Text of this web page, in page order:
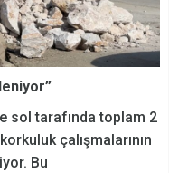
sol tarafında toplam 2
çalışmalarının
Bu